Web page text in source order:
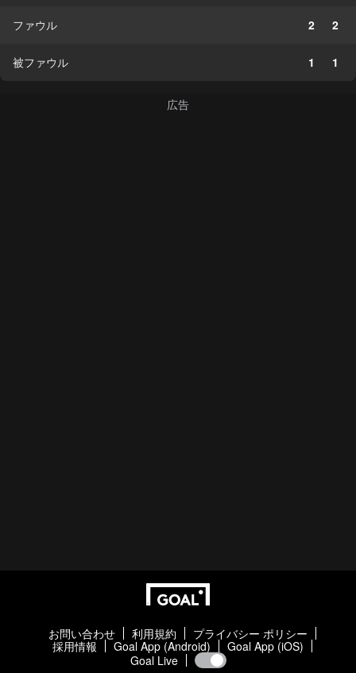
ファウル 2 2
被ファウル 1 1
お問い合わせ 利用規約
プライバシー ポリシー
採用情報
Goal App (Android)
Goal App (iOS)
Goal Live